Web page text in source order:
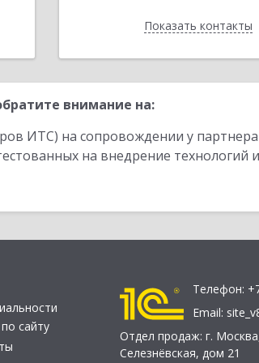
Показать контакты
Назад
внимание на:
ИТС) на сопровождении у
на внедрение
сайту
Телефон:
Email:
Отдел продаж: г. Москва
Селезнёвская, дом 21